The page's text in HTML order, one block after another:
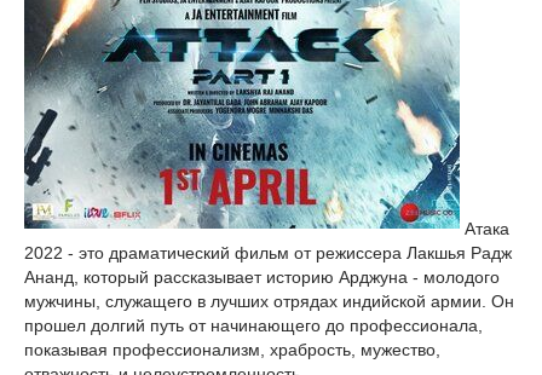
Атака
2022 - это драматический фильм от режиссера Лакшья Радж
Ананд, который рассказывает историю Арджуна - молодого
мужчины, служащего в лучших отрядах индийской армии. Он
прошел долгий путь от начинающего до профессионала,
показывая профессионализм, храбрость, мужество,